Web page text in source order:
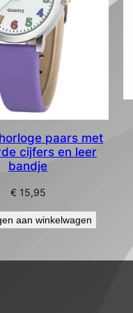
paars met
cijfers en leer
bandje
€15,95
aan winkelwagen